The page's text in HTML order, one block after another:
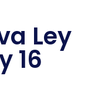
Ley
16